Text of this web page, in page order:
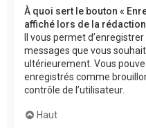
À quoi sert le bouton «
affiché lors de la rédaction
Il vous permet
messages que vous
ultérieurement. Vous
enregistrés comme
contrôle de l’utilisateur.
Haut